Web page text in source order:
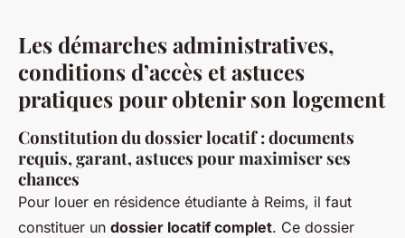
Les démarches administratives,
conditions d’accès et astuces
pratiques pour obtenir son logement
Constitution du dossier locatif : documents
requis, garant, astuces pour maximiser ses
chances
Pour louer en résidence étudiante à Reims, il faut
constituer un dossier locatif complet. Ce dossier